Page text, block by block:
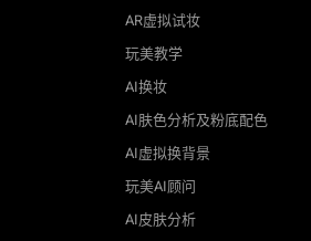
AR虚拟试妆
玩美教学
AI换妆
AI肤色分析及粉底配色
AI虚拟换背景
玩美AI顾问
AI皮肤分析